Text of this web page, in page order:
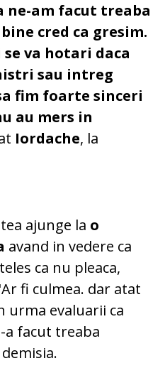
ne-am facut treaba
cred ca gresim.
va hotari daca
sau intreg
fim foarte sinceri
au mers in
Iordache, la
ajunge la o
avand in vedere ca
ca nu pleaca,
fi culmea. dar atat
urma evaluarii ca
facut treaba